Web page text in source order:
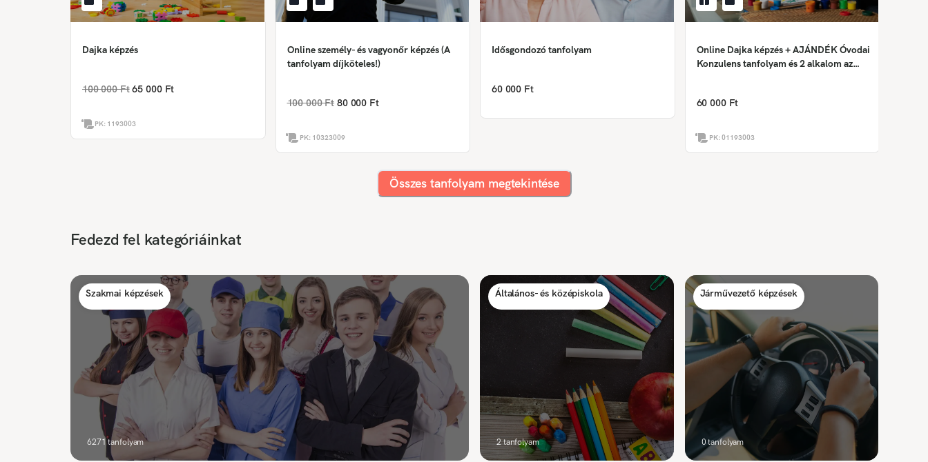
Dajka képzés
100 000 Ft 65 000 Ft
PK: 1193003
Online személy- és vagyonőr képzés (A
tanfolyam díjköteles!)
100 000 Ft 80 000 Ft
PK: 10323009
Idősgondozó tanfolyam
60 000 Ft
Online Dajka képzés + AJÁNDÉK Óvodai
Konzulens tanfolyam és 2 alkalom az
60 000 Ft
PK:01193003
Összes tanfolyam megtekintése
Fedezd fel kategóriáinkat
Szakmai képzések
6271tanfolyam
Általános- és középiskola
2tanfolyam
Járművezető képzések
0tanfolyam